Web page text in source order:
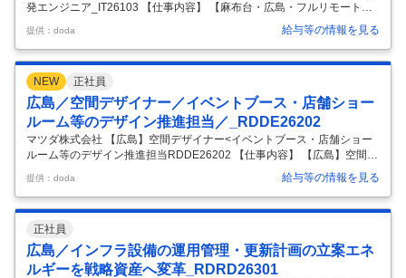
発エンジニア_IT26103 【仕事内容】 【麻布台・広島・フルリモート
可】ビッグデータ基盤開発エンジニア_IT26103 【具体的な仕事内容】
【UIターン歓迎（独身寮あり）/「走る喜び」を追い求める企業/WEB面
接可】 ■職務概要： 最新技術動向の調査や、実プロジェクトを前提とし
た実証/検証を実施いただきます。 膨大なデータを溜め、高速に取り出す
ための基盤構築、また複数の全社的プロジェクトへの基盤の展開、保守
業務などを行います。 ※主業務：ビックデータ基盤の検証、構築、保守
■配属部署： 全社の「生産性倍増」のためのデータ活…
提供：doda 給与等の情報を見る
NEW 正社員
広島／空間デザイナー／イベントブース・店舗ショー
ルーム等のデザイン推進担当／_RDDE26202
マツダ株式会社 【広島】空間デザイナー<イベントブース・店舗ショー
ルーム等のデザイン推進担当RDDE26202 【仕事内容】 【広島】空間デ
ザイナー<イベントブース・店舗ショールーム等のデザイン推進担当RD
DE26202 【具体的な仕事内容】 ■業務概要： ブランドスタイルスタジ
オは、デザインを通じたクリエイティブ活動により、社内の各部門と連
携しながら、マツダのブランド価値向上を目指す部門です。 商品やブラ
ンドの魅力をお客さまにわかりやすく、印象的に伝えるため、イベント
ブースや店舗ショールームなどの空間デザインを担当いただきます。 ■
業務詳細： ・コンセプト立案 ・空間デザイン（レイアウト設計
提供：doda 給与等の情報を見る
正社員
広島／インフラ設備の運用管理・更新計画の立案エネ
ルギーを戦略資産へ変革_RDRD26301